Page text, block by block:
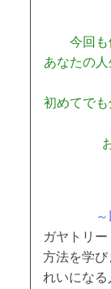
今回も
あなたの
初めてで
ガヤトリ
方法を学び
れいにな